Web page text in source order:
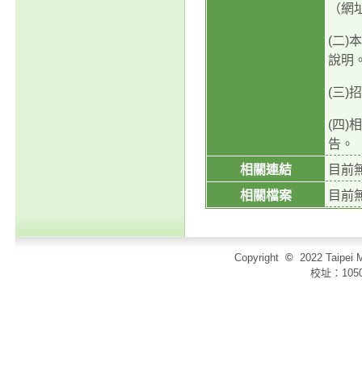
（
(二)
說明
(三)
(四)
告。
相關連結
目前
相關檔案
目前
Copyright © 2022 Taipei
校址：